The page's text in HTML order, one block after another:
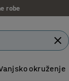
robe
okruženje